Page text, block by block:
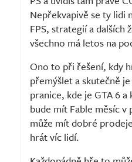
Nepřekvapivě se ty lidi
FPS, strategií a dalších
všechno má letos na
Ono to při řešení, kdy
přemýšlet a skutečně
pranice, kde je GTA 6
bude mít Fable měsíc
může mít dobré
hrát víc lidí.